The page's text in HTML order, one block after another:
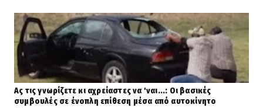
Ας τις γνωρίζετε κι αχρείαστες να 'ναι...: Οι βασικές
συμβουλές σε ένοπλη επίθεση μέσα από αυτοκίνητο